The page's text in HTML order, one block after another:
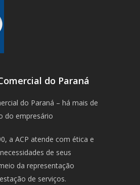
do Paraná
do Paraná – há mais de
do empresário
a ACP atende com ética e
de seus
da representação
de serviços.